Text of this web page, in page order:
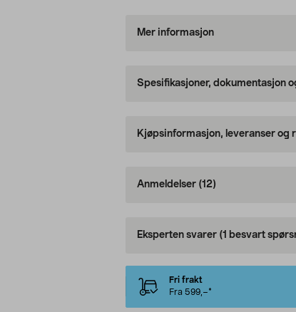
Mer informasjon
Spesifikasjoner, dokumentasjon
Kjøpsinformasjon, leveranser og
Anmeldelser (12)
Eksperten svarer (1 besvart
Fri frakt
Fra 599,–*